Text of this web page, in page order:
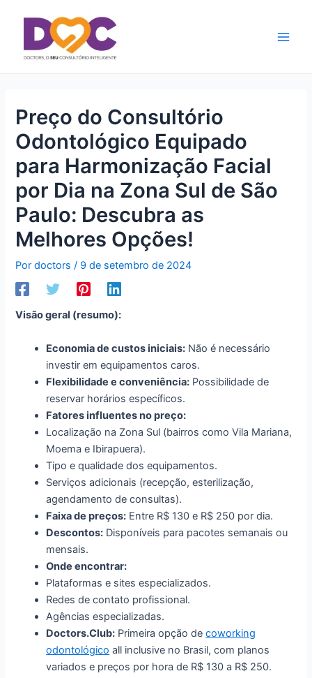
conteúdo
Preço do Consultório
Odontológico Equipado
para Harmonização Facial
por Dia na Zona Sul de São
Paulo: Descubra as
Melhores Opções!
Pordoctors/ 9 de setembro de 2024
Visão geral (resumo):
Economia de custos iniciais: Não é necessário
investir em equipamentos caros.
Flexibilidade e conveniência: Possibilidade de
reservar horários específicos.
Fatores influentes no preço:
Localização na Zona Sul (bairros como Vila Mariana,
Moema e Ibirapuera).
Tipo e qualidade dos equipamentos.
Serviços adicionais (recepção, esterilização,
agendamento de consultas).
Faixa de preços: Entre R$ 130 e R$ 250 por dia.
Descontos: Disponíveis para pacotes semanais ou
mensais.
Onde encontrar:
Plataformas e sites especializados.
Redes de contato profissional.
Agências especializadas.
Doctors.Club: Primeira opção decoworking
odontológico all inclusive no Brasil, com planos
variados e preços por hora de R$ 130 a R$ 250.